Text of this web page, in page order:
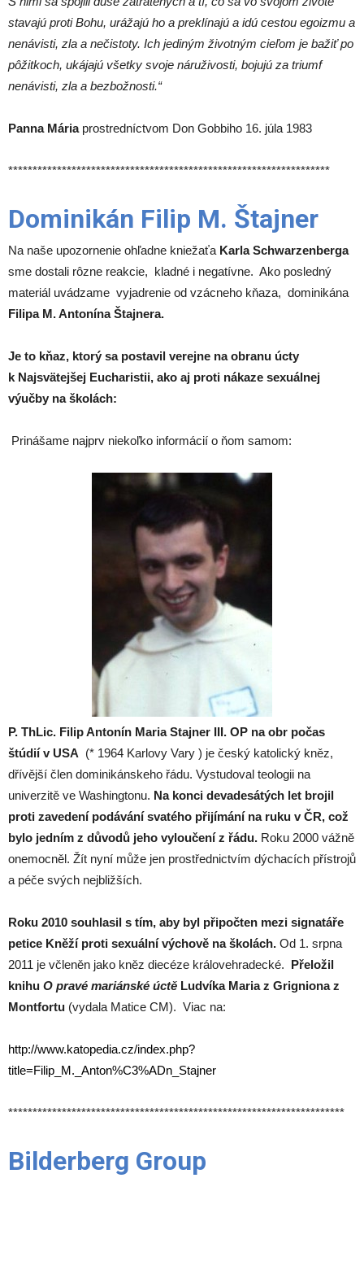
stavajú proti Bohu, urážajú ho a preklínajú a idú cestou egoizmu a
nenávisti, zla a nečistoty. Ich jediným životným cieľom je bažiť po
pôžitkoch, ukájajú všetky svoje náruživosti, bojujú za triumf
nenávisti, zla a bezbožnosti.“
Panna Máriaprostredníctvom Don Gobbiho 16. júla 1983
******************************************************************
Dominikán Filip M. Štajner
Na naše upozornenie ohľadne kniežaťa Karla Schwarzenberga
sme dostali rôzne reakcie, kladné i negatívne. Ako posledný
materiál uvádzame vyjadrenie od vzácneho kňaza, dominikána
Filipa M. Antonína Štajnera.
Je to kňaz, ktorý sa postavil verejne na obranu úcty
k Najsvätejšej Eucharistii, ako aj proti nákaze sexuálnej
výučby na školách:
Prinášame najprv niekoľko informácií o ňom samom:
P. ThLic. Filip Antonín Maria Stajner III. OP na obr počas
štúdií v USA (* 1964 Karlovy Vary ) je český katolický kněz,
dřívější člen dominikánskeho řádu. Vystudoval teologii na
univerzitě ve Washingtonu. Na konci devadesátých let brojil
proti zavedení podávání svatého přijímání na ruku v ČR, což
bylo jedním z důvodů jeho vyloučení z řádu. Roku 2000 vážně
onemocněl. Žít nyní může jen prostřednictvím dýchacích přístrojů
a péče svých nejbližších.
Roku 2010 souhlasil s tím, aby byl připočten mezi signatáře
petice Kněží proti sexuální výchově na školách. Od 1. srpna
2011 je včleněn jako kněz diecéze královehradecké. Přeložil
knihu O pravé mariánské úctě Ludvíka Maria z Grigniona z
Montfortu (vydala Matice CM). Viac na:
http://www.katopedia.cz/index.php?
title=Filip_M._Anton%C3%ADn_Stajner
*********************************************************************
Bilderberg Group